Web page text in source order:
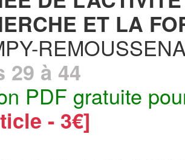
ET LA
29 à 44
PDF gratuite
- 3€]